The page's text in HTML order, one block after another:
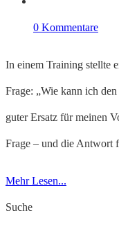
0 Kommentare
In einem Training stellte
Frage: „Wie kann ich
guter Ersatz für meinen
Frage – und die
Mehr Lesen...
Suche